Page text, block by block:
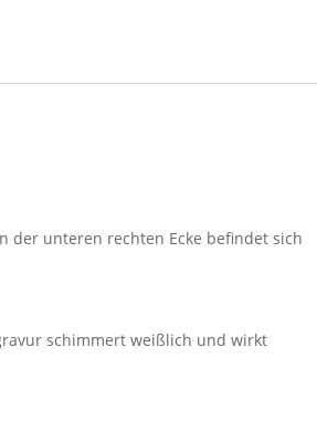
der unteren rechten Ecke befindet sich
schimmert weißlich und wirkt